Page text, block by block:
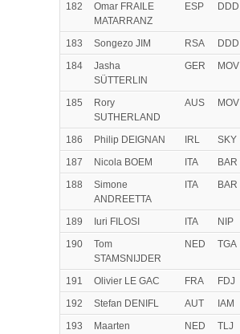
182
Omar FRAILE
MATARRANZ
ESP DDD
183 Songezo JIM RSA DDD
184
Jasha
SÜTTERLIN
GER MOV
185
Rory
SUTHERLAND
AUS MOV
186 Philip DEIGNAN IRL SKY
187
Nicola BOEM ITA BAR
188
Simone
ANDREETTA
ITA BAR
189 Iuri FILOSI ITA NIP
190
Tom
STAMSNIJDER
NED TGA
191 Olivier LE GAC FRA FDJ
192
Stefan DENIFL AUT IAM
193
Maarten
NED TLJ